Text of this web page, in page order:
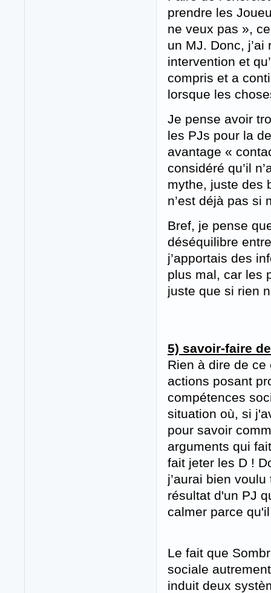
prendre les
ne veux pas »,
un MJ. Donc,
intervention et
compris et a
lorsque les
Je pense avoir
les PJs pour la
avantage «
considéré qu’il
mythe, juste des
n’est déjà pas si
Bref, je pense
déséquilibre
j’apportais des
plus mal, car les
juste que si rien
5) savoir-faire
Rien à dire de ce
actions posant
compétences
situation où, si
pour savoir
arguments qui
fait jeter les D !
j’aurai bien
résultat d'un PJ
calmer parce
Le fait que
sociale
induit deux